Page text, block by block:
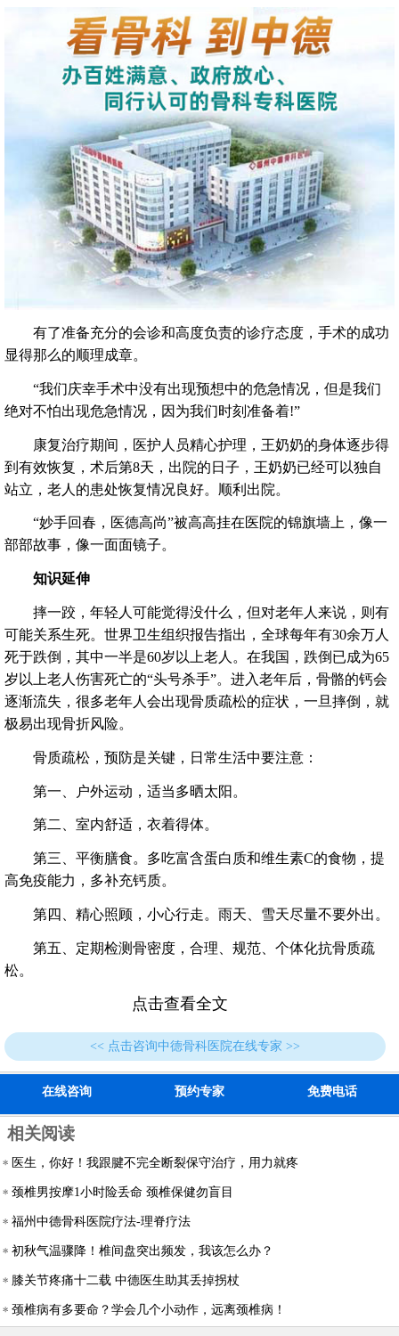
有了准备充分的会诊和高度负责的诊疗态度，手术的成功
显得那么的顺理成章。
“我们庆幸手术中没有出现预想中的危急情况，但是我们
绝对不怕出现危急情况，因为我们时刻准备着!”
康复治疗期间，医护人员精心护理，王奶奶的身体逐步得
到有效恢复，术后第8天，出院的日子，王奶奶已经可以独自
站立，老人的患处恢复情况良好。顺利出院。
“妙手回春，医德高尚”被高高挂在医院的锦旗墙上，像一
部部故事，像一面面镜子。
知识延伸
摔一跤，年轻人可能觉得没什么，但对老年人来说，则有
可能关系生死。世界卫生组织报告指出，全球每年有30余万人
死于跌倒，其中一半是60岁以上老人。在我国，跌倒已成为65
岁以上老人伤害死亡的“头号杀手”。进入老年后，骨骼的钙会
逐渐流失，很多老年人会出现骨质疏松的症状，一旦摔倒，就
极易出现骨折风险。
骨质疏松，预防是关键，日常生活中要注意：
第一、户外运动，适当多晒太阳。
第二、室内舒适，衣着得体。
第三、平衡膳食。多吃富含蛋白质和维生素C的食物，提
高免疫能力，多补充钙质。
第四、精心照顾，小心行走。雨天、雪天尽量不要外出。
第五、定期检测骨密度，合理、规范、个体化抗骨质疏
松。
点击查看全文
<< 点击咨询中德骨科医院在线专家 >>
在线咨询 预约专家 免费电话
相关阅读
医生，你好！我跟腱不完全断裂保守治疗，用力就疼
颈椎男按摩1小时险丢命 颈椎保健勿盲目
福州中德骨科医院疗法-理脊疗法
初秋气温骤降！椎间盘突出频发，我该怎么办？
膝关节疼痛十二载 中德医生助其丢掉拐杖
颈椎病有多要命？学会几个小动作，远离颈椎病！